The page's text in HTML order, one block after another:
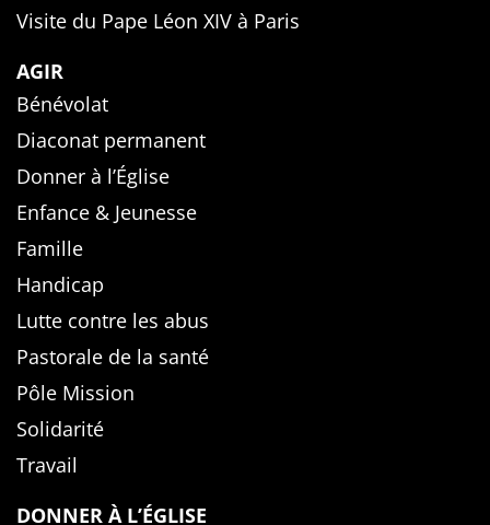
Visite du Pape Léon XIV à Paris
AGIR
Bénévolat
Diaconat permanent
Donner à l’Église
Enfance & Jeunesse
Famille
Handicap
Lutte contre les abus
Pastorale de la santé
Pôle Mission
Solidarité
Travail
DONNER À L’ÉGLISE